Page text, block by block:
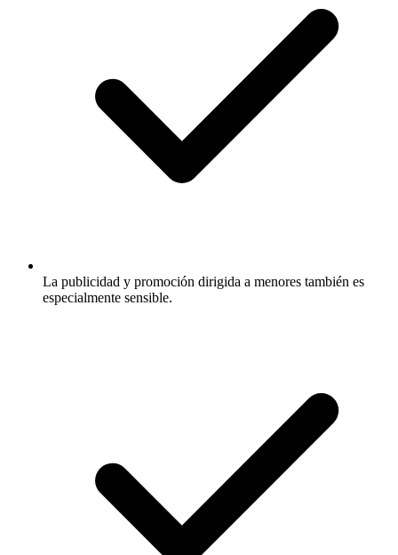
La publicidad y promoción dirigida a menores también es
especialmente sensible.